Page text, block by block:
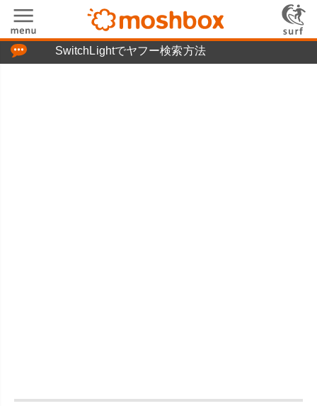
SwitchLightでヤフー検索方法
「つぶやき」の使い方